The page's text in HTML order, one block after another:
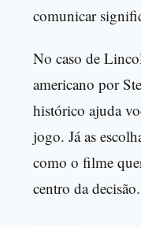
comunicar
No caso de
americano por
histórico ajuda
jogo. Já as
como o filme
centro da decisão.